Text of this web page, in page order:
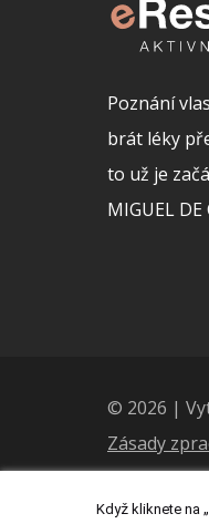
Poznání
brát léky
to už je
MIGUEL DE
© 2026 |
Zásady
Když kliknete na